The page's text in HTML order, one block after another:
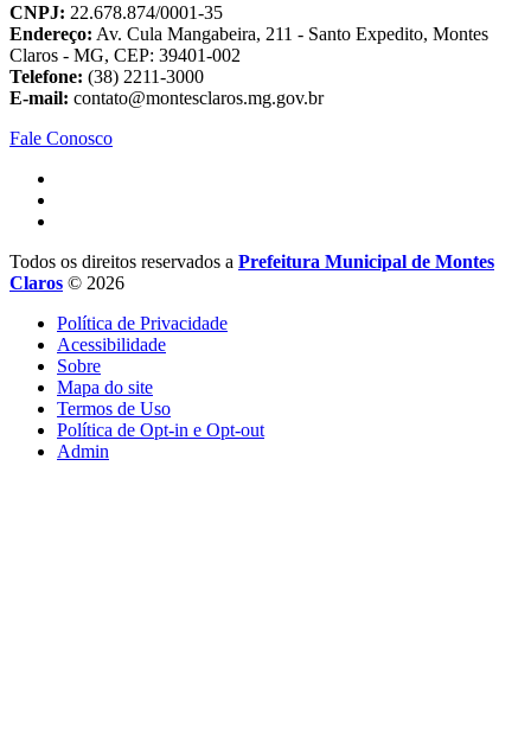
CNPJ: 22.678.874/0001-35
Endereço: Av. Cula Mangabeira, 211 - Santo Expedito, Montes
Claros - MG, CEP: 39401-002
Telefone: (38) 2211-3000
E-mail: contato@montesclaros.mg.gov.br
Fale Conosco
Todos os direitos reservados a Prefeitura Municipal de Montes
Claros © 2026
Política de Privacidade
Acessibilidade
Sobre
Mapa do site
Termos de Uso
Política de Opt-in e Opt-out
Admin